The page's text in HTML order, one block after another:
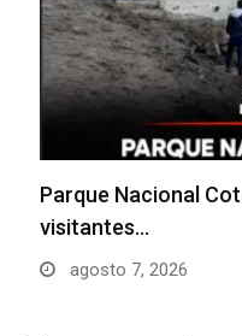
Parque Nacional
visitantes…
agosto 7, 2026